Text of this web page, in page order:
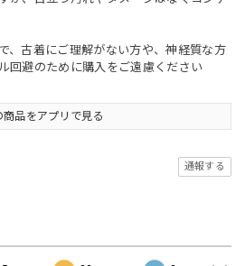
、古着にご理解がない方や、神経質な方
回避のために購入をご遠慮ください
商品をアプリで見る
通報する